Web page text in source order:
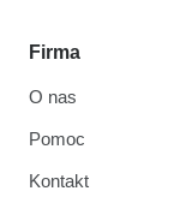
Firma
O nas
Pomoc
Kontakt